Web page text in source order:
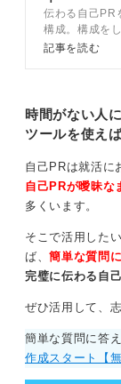
くなってしま
も安定させて
展開としては
せて下記の
①結論を言う
②その根拠と
③その会社に
くる。
このようなシ
うか。
動画をやると
ます。かなり
作成法を伝
伝わる自己PR
構成。構成を
で、採用担当
広く解説して
も豊富に紹介
記事を読む
時間がない人
ツールを使え
自己PRは就活に
自己PRが曖昧な
多くいます。
そこで活用した
ば、簡単な質問
完璧に伝わる自
ぜひ活用して、
簡単な質問に答
作成スタート【無